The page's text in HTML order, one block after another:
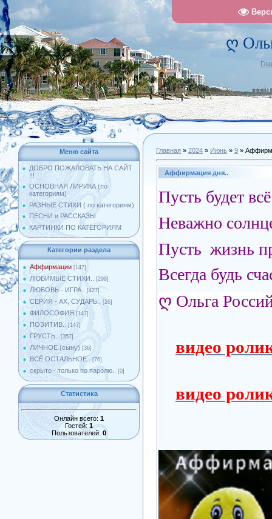
ღ
Меню сайта
ДОБРО ПОЖАЛОВАТЬ НА САЙТ
!!!
ОСНОВНАЯ ЛИРИКА (по
категориям)
РАЗНЫЕ СТИХИ ( по категориям)
ПЕСНИ и РАССКАЗЫ
КАРТИНКИ ПО КАТЕГОРИЯМ
Категории раздела
Аффирмации [147]
ЛЮБИМЫЕ СТИХИ.. [298]
ЛЮБОВЬ - ИГРА.. [427]
СЕРИЯ - АХ, СУДАРЬ.. [26]
ФИЛОСОФИЯ [147]
ПОЗИТИВ.. [147]
ГРУСТЬ.. [357]
ЛИЧНОЕ (сыну) [36]
ВСЁ ОСТАЛЬНОЕ.. [76]
скрыто - только по паролю.. [0]
Статистика
Онлайн всего: 1
Гостей: 1
Пользователей: 0
Главная » 2024 » Июнь » 9 »
Аффирмация дня..
Пусть будет
Неважно
Пусть жизнь
Всегда будь
ღ Ольга
видео
видео